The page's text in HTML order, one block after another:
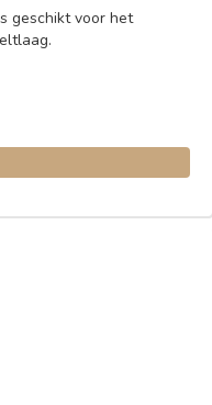
geschikt voor het